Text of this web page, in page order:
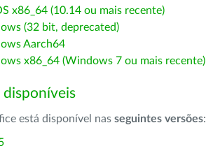
x86_64 (10.14 ou mais recente)
(32 bit, deprecated)
Aarch64
x86_64 (Windows 7 ou mais recente)
disponíveis
está disponível nas seguintes versões: